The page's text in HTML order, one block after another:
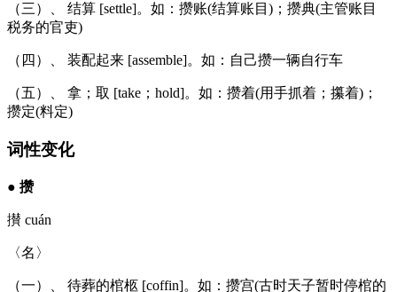
（三）、 结算 [settle]。如：攒账(结算账目)；攒典(主管账目
税务的官吏)
（四）、 装配起来 [assemble]。如：自己攒一辆自行车
（五）、 拿；取 [take；hold]。如：攒着(用手抓着；攥着)；
攒定(料定)
词性变化
● 攒
攅 cuán
〈名〉
（一）、 待葬的棺柩 [coffin]。如：攒宫(古时天子暂时停棺的